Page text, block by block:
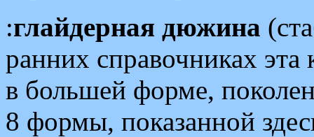
:глайдерная дюжина
ранних справочниках
в большей форме,
8 формы, показанной